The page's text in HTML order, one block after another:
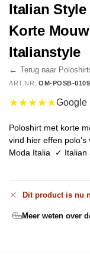
Italian
Korte
Italianstyle
← Terug naar
ART.NR: OM-POSB-
★★★★★Google
Poloshirt met korte
vind hier effen
Moda Italia ✓ Italian
Dit product is nu
Meer weten over